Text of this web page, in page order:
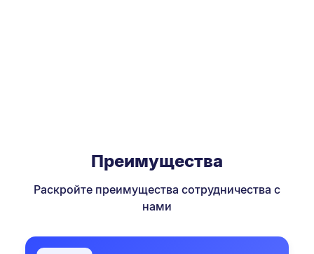
Преимущества
Раскройте преимущества сотрудничества с
нами